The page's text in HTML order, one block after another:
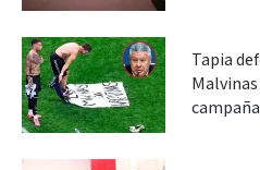
Tapia